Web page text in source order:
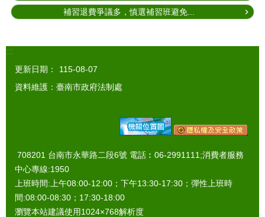
補習退費爭議多，慎選補習班避免...
:::
更新日期：
115-08-07
資料維護：臺南市政府法制處
708201 台南市永華路二段6號 電話︰06-2991111;消費者服務
中心專線:1950
上班時間:上午08:00-12:00；下午13:30-17:30；彈性上班時
間:08:00-08:30；17:30-18:00
瀏覽本站建議使用1024×768解析度